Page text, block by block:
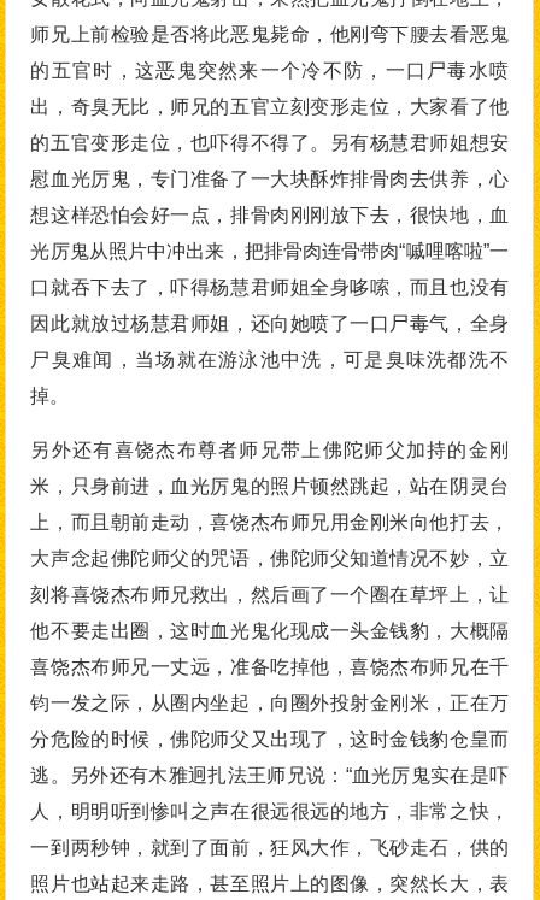
师兄上前检验是否将此恶鬼毙命，他刚弯下腰去看恶鬼
的五官时，这恶鬼突然来一个冷不防，一口尸毒水喷
出，奇臭无比，师兄的五官立刻变形走位，大家看了他
的五官变形走位，也吓得不得了。另有杨慧君师姐想安
慰血光厉鬼，专门准备了一大块酥炸排骨肉去供养，心
想这样恐怕会好一点，排骨肉刚刚放下去，很快地，血
光厉鬼从照片中冲出来，把排骨肉连骨带肉“嘁哩喀啦”一
口就吞下去了，吓得杨慧君师姐全身哆嗦，而且也没有
因此就放过杨慧君师姐，还向她喷了一口尸毒气，全身
尸臭难闻，当场就在游泳池中洗，可是臭味洗都洗不
掉。
另外还有喜饶杰布尊者师兄带上佛陀师父加持的金刚
米，只身前进，血光厉鬼的照片顿然跳起，站在阴灵台
上，而且朝前走动，喜饶杰布师兄用金刚米向他打去，
大声念起佛陀师父的咒语，佛陀师父知道情况不妙，立
刻将喜饶杰布师兄救出，然后画了一个圈在草坪上，让
他不要走出圈，这时血光鬼化现成一头金钱豹，大概隔
喜饶杰布师兄一丈远，准备吃掉他，喜饶杰布师兄在千
钧一发之际，从圈内坐起，向圈外投射金刚米，正在万
分危险的时候，佛陀师父又出现了，这时金钱豹仓皇而
逃。另外还有木雅迥扎法王师兄说：“血光厉鬼实在是吓
人，明明听到惨叫之声在很远很远的地方，非常之快，
一到两秒钟，就到了面前，狂风大作，飞砂走石，供的
照片也站起来走路，甚至照片上的图像，突然长大，表